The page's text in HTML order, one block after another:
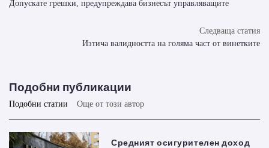
Допускате грешки, предупреждава бизнесът управляващите
Следваща статия
Изтича валидността на голяма част от винетките
Подобни публикации
Подобни статии Още от този автор
Средният осигурителен доход